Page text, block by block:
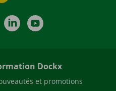
InstagramLinkedIn
Dockx
et promotions